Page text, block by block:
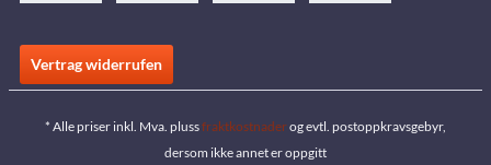
Vertrag widerrufen
* Alle priser inkl. Mva. plussfraktkostnaderog evtl. postoppkravsgebyr,
dersom ikke annet er oppgitt